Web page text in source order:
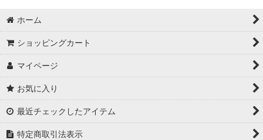
ホーム
ショッピングカート
マイページ
お気に入り
最近チェックしたアイテム
特定商取引法表示